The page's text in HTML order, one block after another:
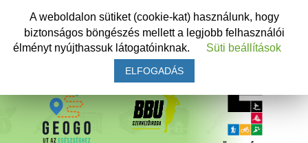
A weboldalon sütiket (cookie-kat) használunk, hogy
biztonságos böngészés mellett a legjobb felhasználói
élményt nyújthassuk látogatóinknak.
Süti beállítások
ELFOGADÁS